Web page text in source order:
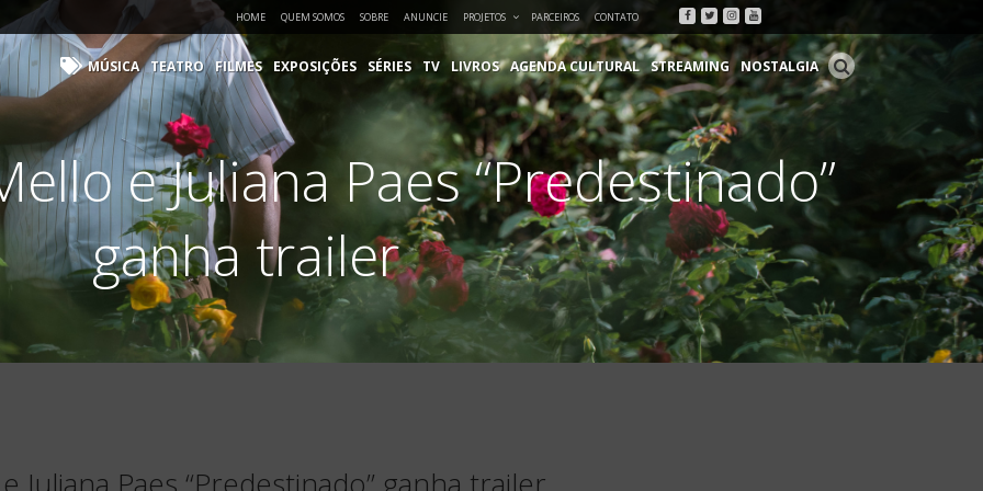
HOME QUEM SOMOS SOBRE ANUNCIE PROJETOS PARCEIROS CONTATO Facebook
Twitter
Instagram
Youtube
MÚSICA TEATRO FILMES EXPOSIÇÕES SÉRIES TV LIVROS AGENDA CULTURAL STREAMING NOSTALGIA
e Juliana Paes “Predestinado”
ganha trailer
Juliana Paes “Predestinado” ganha trailer